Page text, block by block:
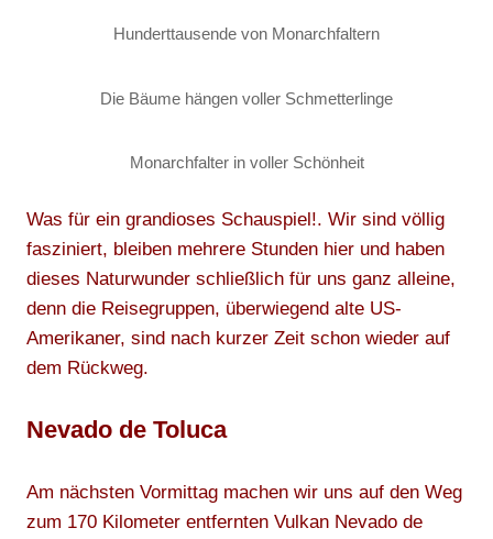
Hunderttausende von Monarchfaltern
Die Bäume hängen voller Schmetterlinge
Monarchfalter in voller Schönheit
Was für ein grandioses Schauspiel!. Wir sind völlig
fasziniert, bleiben mehrere Stunden hier und haben
dieses Naturwunder schließlich für uns ganz alleine,
denn die Reisegruppen, überwiegend alte US-
Amerikaner, sind nach kurzer Zeit schon wieder auf
dem Rückweg.
Nevado de Toluca
Am nächsten Vormittag machen wir uns auf den Weg
zum 170 Kilometer entfernten Vulkan Nevado de